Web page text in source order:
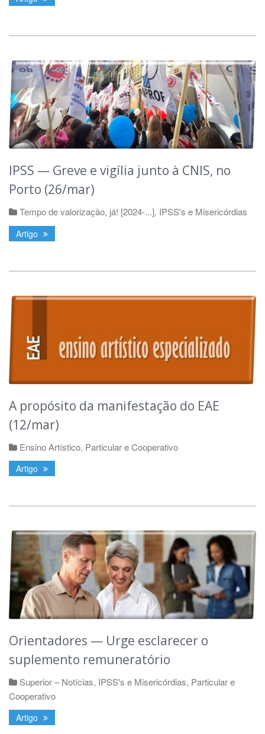
IPSS — Greve e vigília junto à CNIS, no
Porto (26/mar)
Tempo de valorização, já! [2024-...], IPSS's e Misericórdias
Artigo
A propósito da manifestação do EAE
(12/mar)
Ensino Artístico, Particular e Cooperativo
Artigo
Orientadores — Urge esclarecer o
suplemento remuneratório
Superior – Notícias, IPSS's e Misericórdias, Particular e
Cooperativo
Artigo